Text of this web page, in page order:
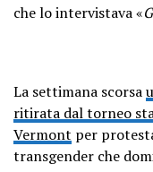
che lo intervistava «
La settimana scorsa
ritirata dal torneo
Vermont per
transgender che